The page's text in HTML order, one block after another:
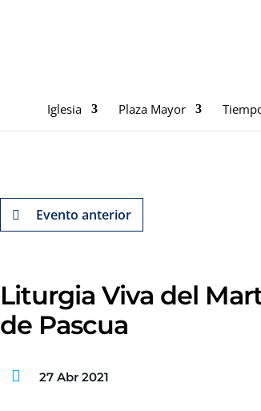
Iglesia Plaza Mayor
Evento anterior
Liturgia Viva del
de Pascua
27 Abr 2021